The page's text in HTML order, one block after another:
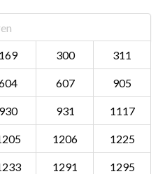
169 300 311
607 905
930 931 1117
1206 1225
1291 1295